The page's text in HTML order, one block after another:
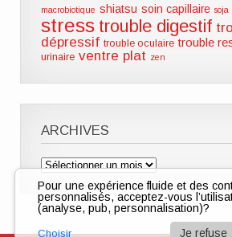
macrobiotique shiatsu soin capillaire soja
stress trouble digestif
dépressif trouble oculaire trouble
urinaire ventre plat zen
ARCHIVES
Archives
Pour une expérience fluide et des
personnalisés, acceptez-vous
(analyse, pub, personnalisation)?
Choisir Je refuse